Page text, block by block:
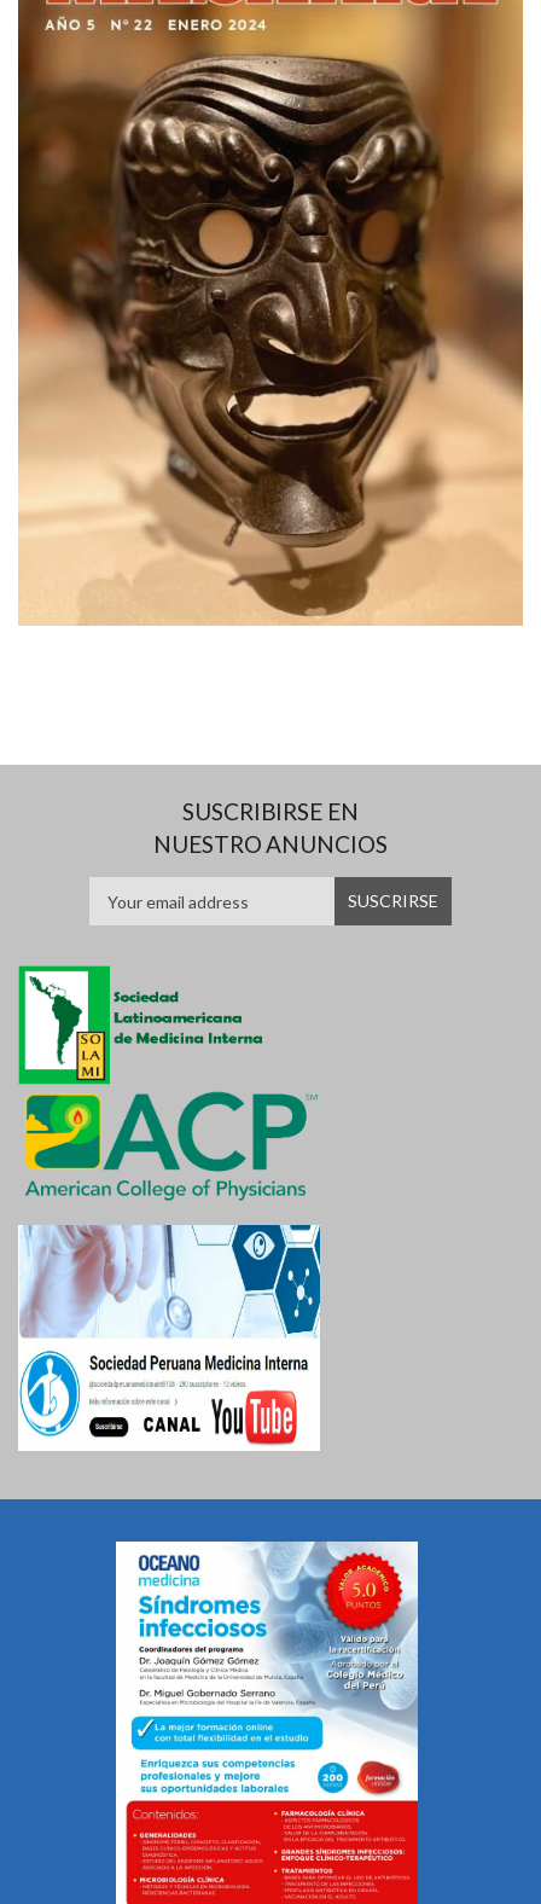
SUSCRIBIRSE EN
NUESTRO ANUNCIOS